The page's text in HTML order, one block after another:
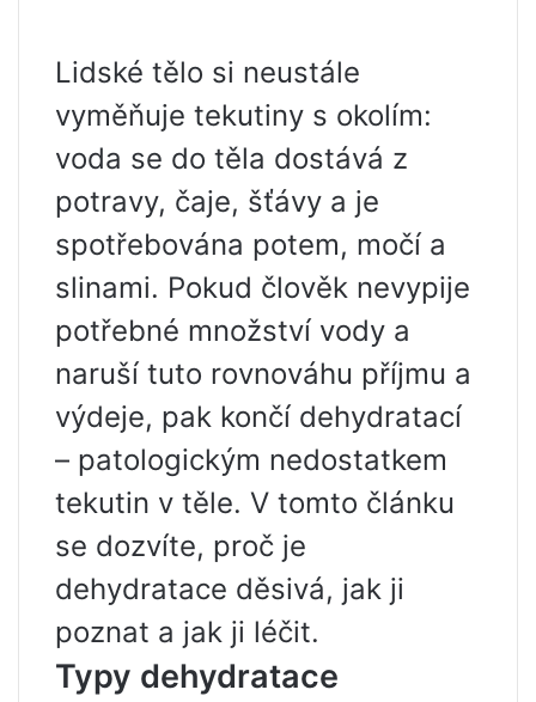
Lidské tělo si neustále
vyměňuje tekutiny s okolím:
voda se do těla dostává z
potravy, čaje, šťávy a je
spotřebována potem, močí a
slinami. Pokud člověk nevypije
potřebné množství vody a
naruší tuto rovnováhu příjmu a
výdeje, pak končí dehydratací
– patologickým nedostatkem
tekutin v těle. V tomto článku
se dozvíte, proč je
dehydratace děsivá, jak ji
poznat a jak ji léčit.
Typy dehydratace